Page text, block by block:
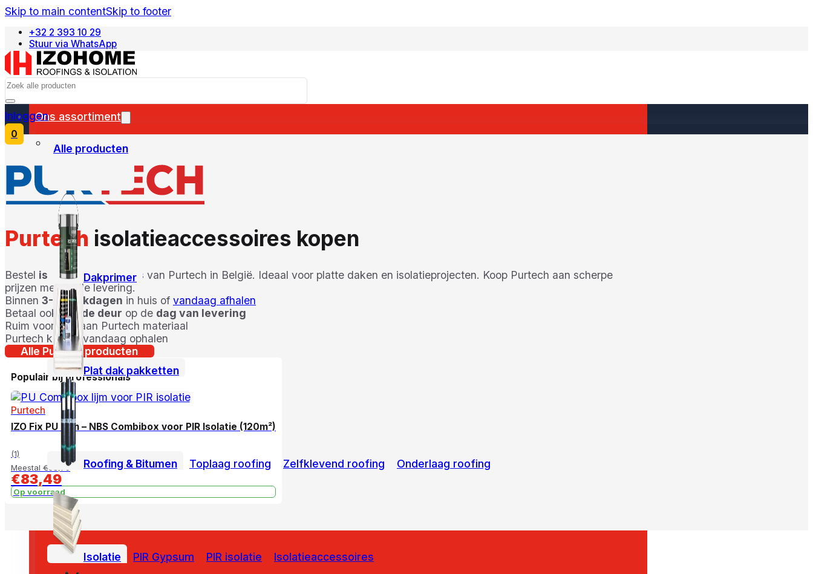
Skip to main contentSkip to footer
+32 2 393 10 29
Stuur via WhatsApp
Français
Search
Inloggen
0
Ons assortiment
Alle producten
Dakprimer
Plat dak pakketten
Roofing & Bitumen Toplaag roofing Zelfklevend roofing Onderlaag roofing
Isolatie PIR Gypsum PIR isolatie Isolatieaccessoires
Purtech isolatieaccessoires kopen
Bestel isolatieaccessoires van Purtech in België. Ideaal voor platte daken en isolatieprojecten. Koop Purtech aan scherpe
prijzen met snelle levering.
Binnen 3-5 werkdagen in huis of vandaag afhalen
Betaal ook aan de deur op de dag van levering
Ruim voorraad aan Purtech materiaal
Purtech kopen, vandaag ophalen
Alle Purtech producten
Populair bij professionals
Purtech
IZO Fix PU Lijm – NBS Combibox voor PIR Isolatie (120m²)
(1)
Meestal €98,79
€83,49
Op voorraad